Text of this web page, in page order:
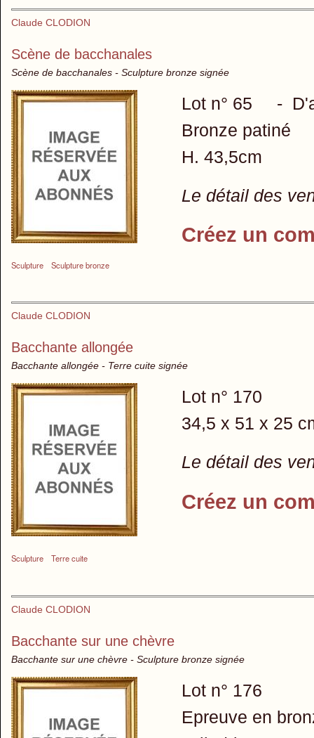
Claude CLODION
Scène de bacchanales
Scène de bacchanales - Sculpture bronze signée
Sculpture Sculpture bronze
Lot n° 65 -
Bronze patiné
H. 43,5cm
Le détail des
Créez un
Claude CLODION
Bacchante allongée
Bacchante allongée - Terre cuite signée
Sculpture Terre cuite
Lot n° 170
34,5 x 51 x 25
Le détail des
Créez un
Claude CLODION
Bacchante sur une chèvre
Bacchante sur une chèvre - Sculpture bronze signée
Lot n° 176
Epreuve en